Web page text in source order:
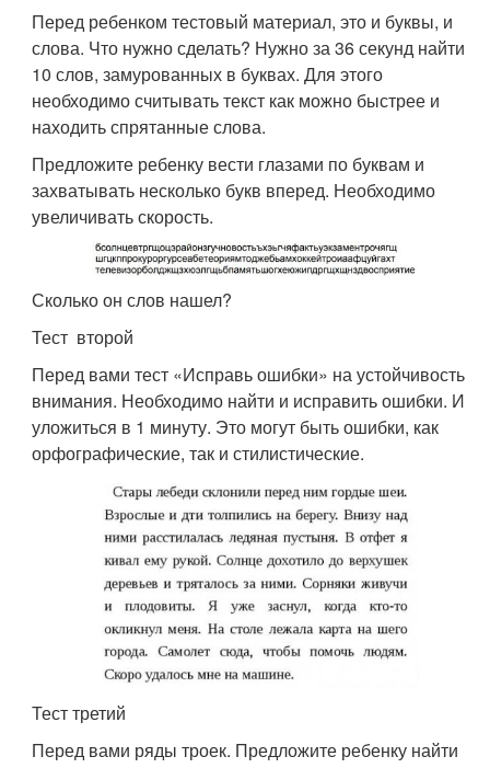
Перед ребенком тестовый материал, это и буквы, и
слова. Что нужно сделать? Нужно за 36 секунд найти
10 слов, замурованных в буквах. Для этого
необходимо считывать текст как можно быстрее и
находить спрятанные слова.
Предложите ребенку вести глазами по буквам и
захватывать несколько букв вперед. Необходимо
увеличивать скорость.
Сколько он слов нашел?
Тест второй
Перед вами тест «Исправь ошибки» на устойчивость
внимания. Необходимо найти и исправить ошибки. И
уложиться в 1 минуту. Это могут быть ошибки, как
орфографические, так и стилистические.
Тест третий
Перед вами ряды троек. Предложите ребенку найти